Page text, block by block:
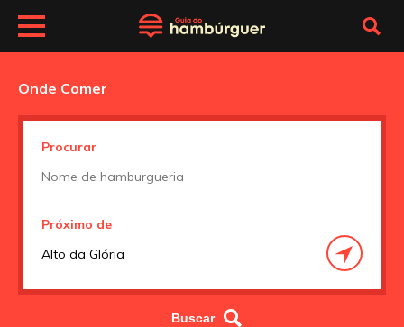
Onde Comer
Procurar
Próximo de